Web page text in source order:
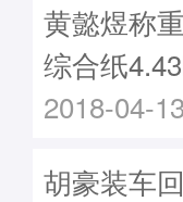
黄懿煜称
综合纸
2018-04-
胡豪装车